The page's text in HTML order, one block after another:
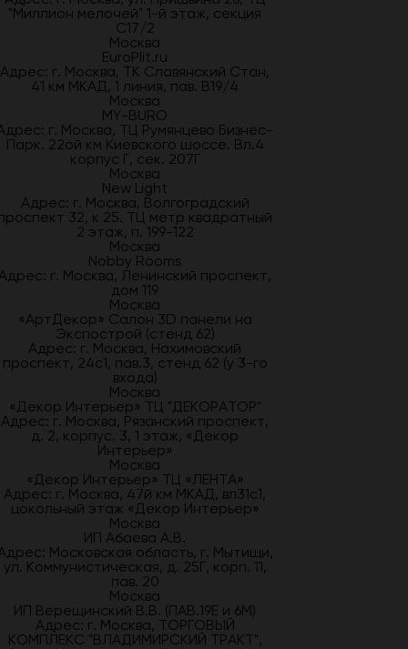
"Миллион мелочей" 1-й этаж, секция
С17/2
Москва
EuroPlit.ru
Адрес: г. Москва, ТК Славянский Стан,
41 км МКАД, 1 линия, пав. В19/4
Москва
MY-BURO
г. Москва, ТЦ Румянцево Бизнес-
Парк. 22ой км Киевского шоссе. Вл.4
корпус Г, сек. 207Г
Москва
New Light
Адрес: г. Москва, Волгоградский
32, к 25. ТЦ метр квадратный
2 этаж, п. 199-122
Москва
Nobby Rooms
г. Москва, Ленинский проспект,
дом 119
Москва
«АртДекор» Салон 3D панели на
Экспострой (стенд 62)
Адрес: г. Москва, Нахимовский
проспект, 24с1, пав.3, стенд 62 (у 3-го
входа)
Москва
«Декор Интерьер» ТЦ "ДЕКОРАТОР"
Адрес: г. Москва, Рязанский проспект,
д. 2, корпус. 3, 1 этаж, «Декор
Интерьер»
Москва
«Декор Интерьер» ТЦ «ЛЕНТА»
Адрес: г. Москва, 47й км МКАД, вл31с1,
цокольный этаж «Декор Интерьер»
Москва
ИП Абаева А.В.
Московская область, г. Мытищи,
ул. Коммунистическая, д. 25Г, корп. 11,
пав. 20
Москва
ИП Верещинский В.В. (ПАВ.19Е и 6М)
Адрес: г. Москва, ТОРГОВЫЙ
КОМПЛЕКС "ВЛАДИМИРСКИЙ ТРАКТ",